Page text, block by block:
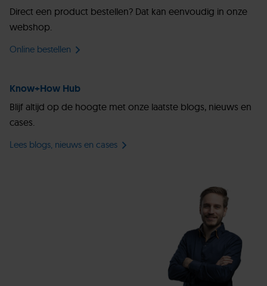
Direct een product bestellen? Dat kan eenvoudig in onze
webshop.
Online bestellen
Know+How Hub
Blijf altijd op de hoogte met onze laatste blogs, nieuws en
cases.
Lees blogs, nieuws en cases